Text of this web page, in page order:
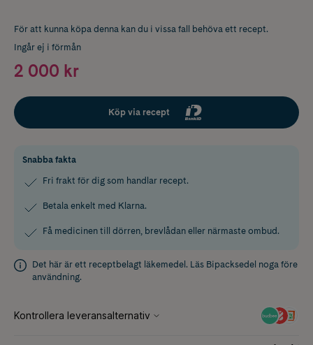
För att kunna köpa denna kan du i vissa fall behöva ett recept.
Ingår ej i förmån
2 000 kr
Köp via recept
Snabba fakta
Fri frakt för dig som handlar recept.
Betala enkelt med Klarna.
Få medicinen till dörren, brevlådan eller närmaste ombud.
Det här är ett receptbelagt läkemedel. Läs Bipacksedel noga före
användning.